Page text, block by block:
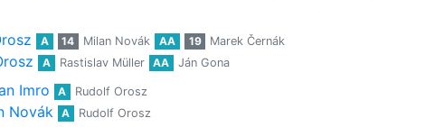
A 14 Milan Novák AA 19
Marek Černák
A Rastislav Müller AA Ján Gona
Imro A
Rudolf Orosz
Novák A Rudolf Orosz